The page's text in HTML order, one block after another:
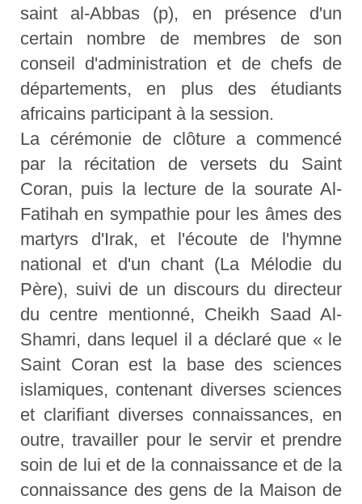
saint al-Abbas (p), en présence d'un
certain nombre de membres de son
conseil d'administration et de chefs de
départements, en plus des étudiants
africains participant à la session.
La cérémonie de clôture a commencé
par la récitation de versets du Saint
Coran, puis la lecture de la sourate Al-
Fatihah en sympathie pour les âmes des
martyrs d'Irak, et l'écoute de l'hymne
national et d'un chant (La Mélodie du
Père), suivi de un discours du directeur
du centre mentionné, Cheikh Saad Al-
Shamri, dans lequel il a déclaré que « le
Saint Coran est la base des sciences
islamiques, contenant diverses sciences
et clarifiant diverses connaissances, en
outre, travailler pour le servir et prendre
soin de lui et de la connaissance et de la
connaissance des gens de la Maison de